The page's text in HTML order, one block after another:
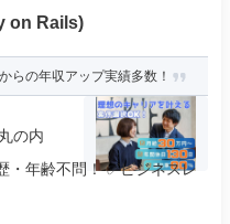
on Rails)
らの年収アップ実績多数！
の内
・年齢不問！ ✅ビジネスレ